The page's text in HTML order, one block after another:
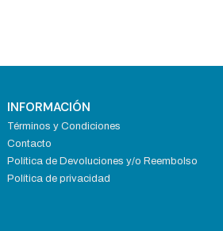
INFORMACIÓN
Términos y Condiciones
Contacto
Política de Devoluciones y/o Reembolso
Política de privacidad